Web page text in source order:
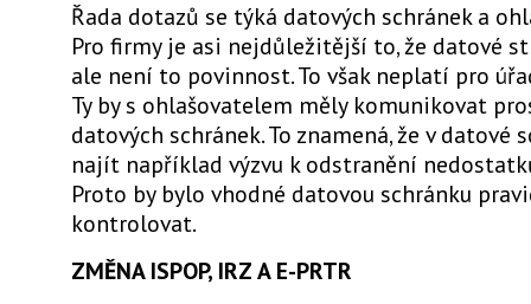
Řada dotazů se týká datových schránek a
Pro firmy je asi nejdůležitější to, že datové
ale není to povinnost. To však neplatí pro
Ty by s ohlašovatelem měly komunikovat
datových schránek. To znamená, že v datové
najít například výzvu k odstranění
Proto by bylo vhodné datovou schránku
kontrolovat.
ZMĚNA ISPOP, IRZ A E-PRTR